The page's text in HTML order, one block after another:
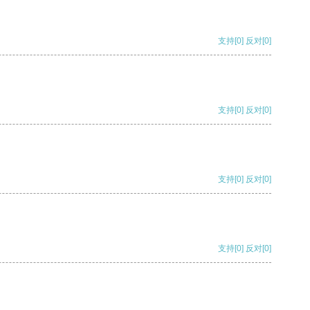
支持[0] 反对[0]
支持[0] 反对[0]
支持[0] 反对[0]
支持[0] 反对[0]